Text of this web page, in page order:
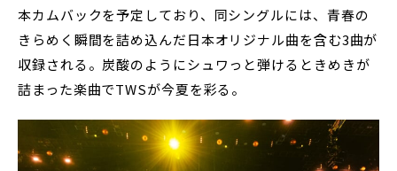
本カムバックを予定しており、同シングルには、青春の
きらめく瞬間を詰め込んだ日本オリジナル曲を含む3曲が
収録される。炭酸のようにシュワっと弾けるときめきが
詰まった楽曲でTWSが今夏を彩る。